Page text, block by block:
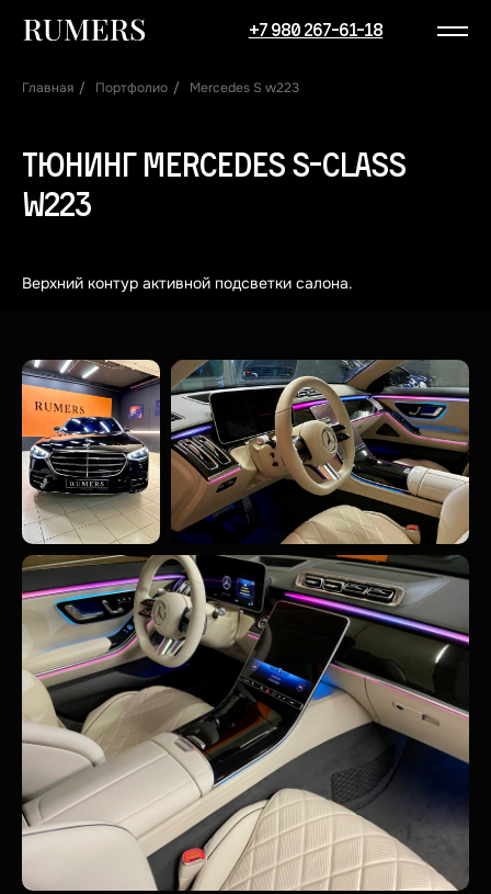
+7 980 267-61-18
Главная / Портфолио / Mercedes S w223
Тюнинг Mercedes S-Class
W223
Верхний контур активной подсветки салона.